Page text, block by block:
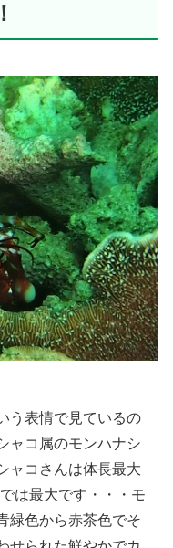
う表情で見ているの
ャコ属のモンハナシ
ャコさんは体長最大
は最大です・・・モ
緑色から赤茶色でそ